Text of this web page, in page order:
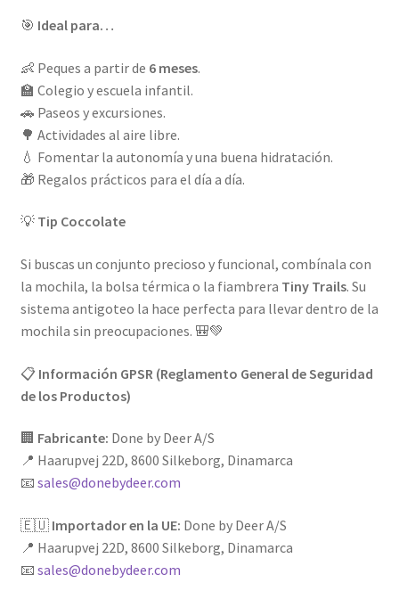
🎯 Ideal para…
👶 Peques a partir de 6 meses.
🏫 Colegio y escuela infantil.
🚗 Paseos y excursiones.
🌳 Actividades al aire libre.
💧 Fomentar la autonomía y una buena hidratación.
🎁 Regalos prácticos para el día a día.
💡 Tip Coccolate
Si buscas un conjunto precioso y funcional, combínala con
la mochila, la bolsa térmica o la fiambrera Tiny Trails. Su
sistema antigoteo la hace perfecta para llevar dentro de la
mochila sin preocupaciones. 🎒💚
📋 Información GPSR (Reglamento General de Seguridad
de los Productos)
🏢 Fabricante: Done by Deer A/S
📍 Haarupvej 22D, 8600 Silkeborg, Dinamarca
📧 sales@donebydeer.com
🇪🇺 Importador en la UE: Done by Deer A/S
📍 Haarupvej 22D, 8600 Silkeborg, Dinamarca
📧 sales@donebydeer.com